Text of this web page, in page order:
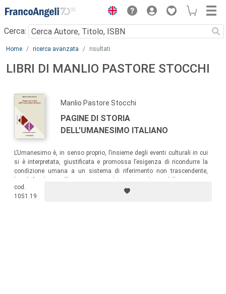
Menu
Cerca:
Main content
Home ricerca avanzata risultati
LIBRI DI MANLIO PASTORE STOCCHI
Manlio Pastore Stocchi
PAGINE DI STORIA
DELL'UMANESIMO ITALIANO
L’Umanesimo è, in senso proprio, l’insieme degli eventi culturali in cui
si è interpretata, giustificata e promossa l’esigenza di ricondurre la
condizione umana a un sistema di riferimento non trascendente,
offerti dalla condizione umana stessa nei suoi momenti più alti e per
così dire categorici.
cod.
1051.19